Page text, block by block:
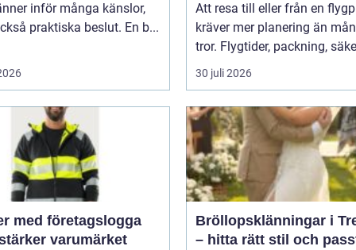
inför många känslor,
praktiska beslut. En b...
Att resa till eller från en
kräver mer planering än
tror. Flygtider, packning,
30 juli 2026
med företagslogga
varumärket
Bröllopsklänningar i
– hitta rätt stil och